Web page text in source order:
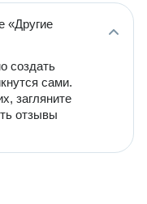
«Другие
создать
сами.
загляните
отзывы